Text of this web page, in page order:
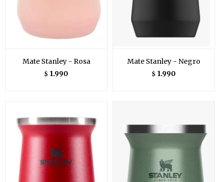
Mate Stanley - Rosa
$ 1.990
Mate Stanley - Negro
$ 1.990